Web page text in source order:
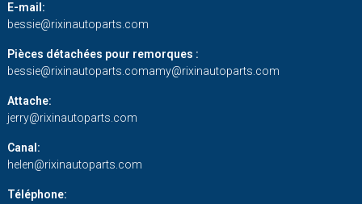
E-mail:
bessie@rixinautoparts.com
Pièces détachées pour remorques :
bessie@rixinautoparts.comamy@rixinautoparts.com
Attache:
jerry@rixinautoparts.com
Canal:
helen@rixinautoparts.com
Téléphone: